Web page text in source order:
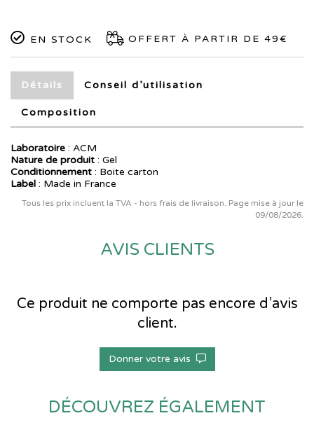
EN STOCK OFFERT À PARTIR DE 49€
Détails Conseil d’utilisation
Composition
Laboratoire : ACM
Nature de produit : Gel
Conditionnement : Boite carton
Label : Made in France
Tous les prix incluent la TVA - hors frais de livraison. Page mise à jour le
09/08/2026.
AVIS CLIENTS
Ce produit ne comporte pas encore d’avis
client.
Donner votre avis
DÉCOUVREZ ÉGALEMENT